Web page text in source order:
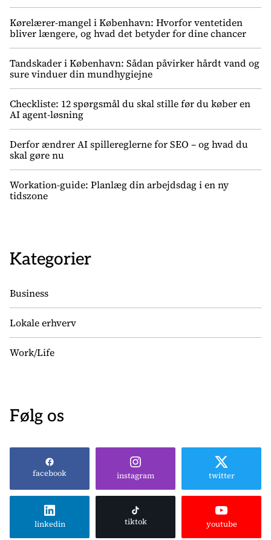
Kørelærer-mangel i København: Hvorfor ventetiden
bliver længere, og hvad det betyder for dine chancer
Tandskader i København: Sådan påvirker hårdt vand og
sure vinduer din mundhygiejne
Checkliste: 12 spørgsmål du skal stille før du køber en
AI agent-løsning
Derfor ændrer AI spillereglerne for SEO – og hvad du
skal gøre nu
Workation-guide: Planlæg din arbejdsdag i en ny
tidszone
Kategorier
Business
Lokale erhverv
Work/Life
Følg os
facebook instagram twitter
linkedin tiktok youtube